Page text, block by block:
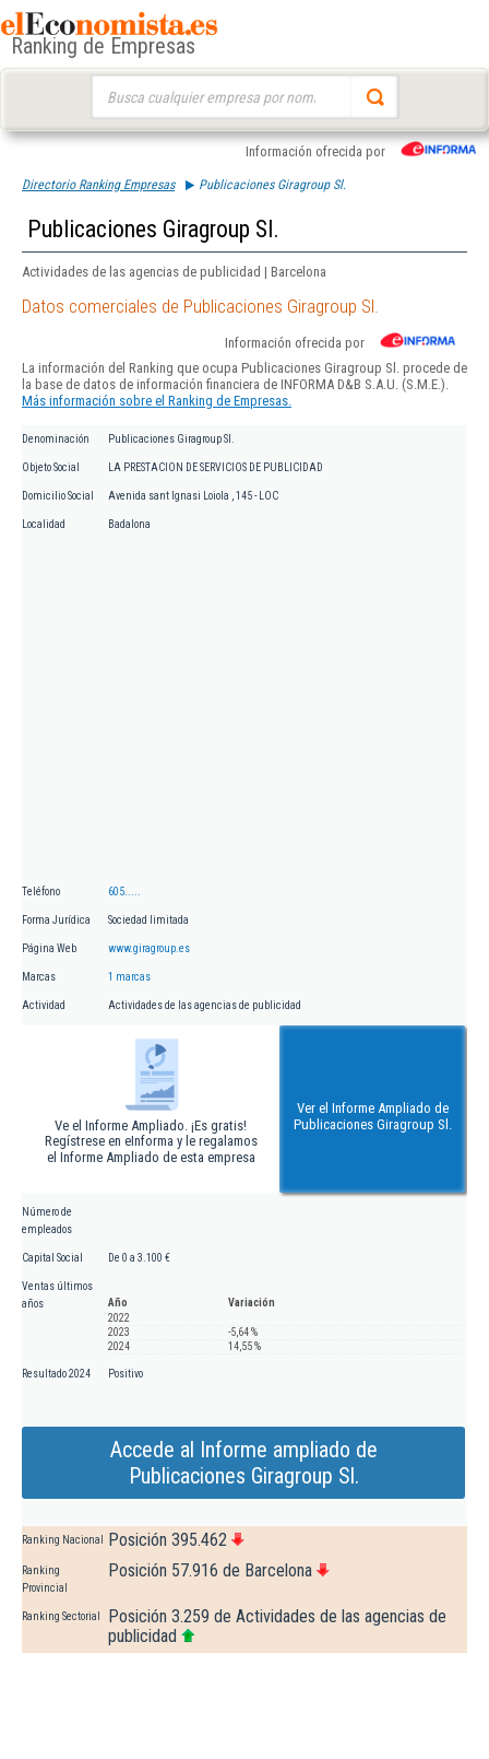
Ranking de Empresas
Información ofrecida por
Directorio Ranking Empresas Publicaciones Giragroup Sl.
Publicaciones Giragroup Sl.
Actividades de las agencias de publicidad | Barcelona
Datos comerciales de Publicaciones Giragroup Sl.
Información ofrecida por
La información del Ranking que ocupa Publicaciones Giragroup Sl. procede de
la base de datos de información financiera de INFORMA D&B S.A.U. (S.M.E.).
Más información sobre el Ranking de Empresas.
Denominación Publicaciones Giragroup Sl.
Objeto Social LA PRESTACION DE SERVICIOS DE PUBLICIDAD
Domicilio Social Avenida sant Ignasi Loiola , 145 - LOC
Localidad Badalona
Teléfono 605.....
Forma Jurídica Sociedad limitada
Página Web www.giragroup.es
Marcas 1 marcas
Actividad Actividades de las agencias de publicidad
Ve el Informe Ampliado. ¡Es gratis!
Regístrese en eInforma y le regalamos
el Informe Ampliado de esta empresa
Ver el Informe Ampliado de
Publicaciones Giragroup Sl.
Número de
empleados
Capital Social De 0 a 3.100 €
Ventas últimos
años
Año
Variación
2022
2023
-5,64 %
2024
14,55 %
Resultado 2024 Positivo
Accede al Informe ampliado de
Publicaciones Giragroup Sl.
Ranking Nacional Posición 395.462
Ranking
Provincial
Posición 57.916 de Barcelona
Ranking Sectorial
Posición 3.259 de Actividades de las agencias de
publicidad